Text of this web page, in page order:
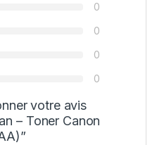
0
0
0
0
votre avis
– Toner Canon